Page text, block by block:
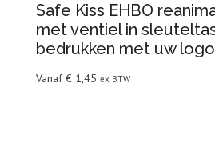
Safe Kiss EHBO
met ventiel in
bedrukken met uw logo
Vanaf€ 1,45 ex BTW